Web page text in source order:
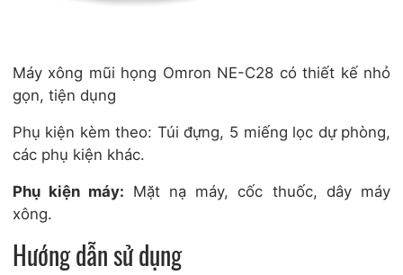
Máy xông mũi họng Omron NE-C28 có thiết kế nhỏ
gọn, tiện dụng
Phụ kiện kèm theo: Túi đựng, 5 miếng lọc dự phòng,
các phụ kiện khác.
Phụ kiện máy: Mặt nạ máy, cốc thuốc, dây máy
xông.
Hướng dẫn sử dụng